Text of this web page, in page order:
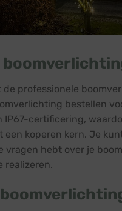
professionele
bestellen
certificering,
koperen kern. Je
hebt over je
realizeren.